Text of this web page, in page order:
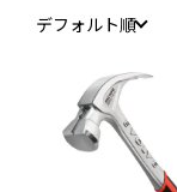
デフォルト順